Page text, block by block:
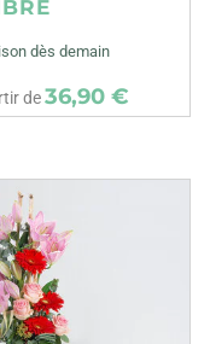
dès demain
de36,90 €